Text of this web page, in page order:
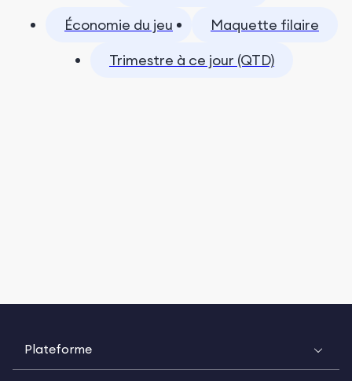
Économie du jeu
Maquette filaire
Trimestre à ce jour (QTD)
Plateforme